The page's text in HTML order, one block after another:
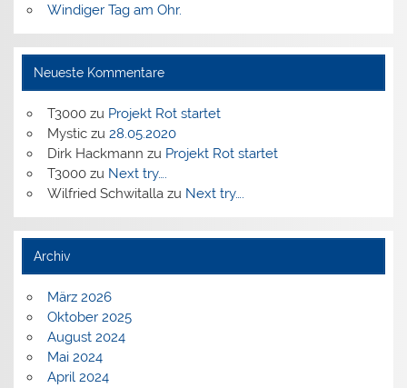
Windiger Tag am Ohr.
Neueste Kommentare
T3000zu Projekt Rot startet
Mysticzu 28.05.2020
Dirk Hackmann zu Projekt Rot startet
T3000zu Next try….
Wilfried Schwitalla zu Next try….
Archiv
März 2026
Oktober 2025
August 2024
Mai 2024
April 2024